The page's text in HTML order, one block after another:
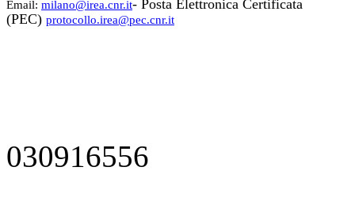
Email: milano@irea.cnr.it- Posta Elettronica Certificata
(PEC) protocollo.irea@pec.cnr.it
030916556